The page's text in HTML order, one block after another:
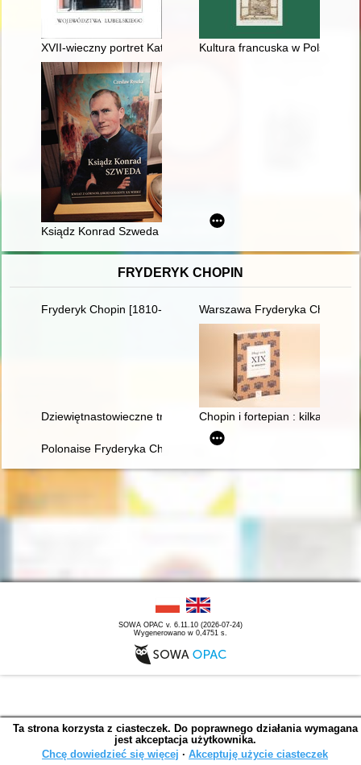
XVII-wieczny portret Katarzyny z Kretkowskich Ligęziny -
Kultura francuska w Polsce w
Ksiądz Konrad Szweda : kwiat z górnośląskiej Golgoty XX
FRYDERYK CHOPIN
Fryderyk Chopin [1810-1949] wśród Polaków na obczyźnie
Warszawa Fryderyka Chopina
Dziewiętnastowieczne transkrypcje utworów Fryderyka
Chopin i fortepian : kilka uwag
Polonaise Fryderyka Chopina. Zagadka inicjalnej figury
SOWA OPAC v. 6.11.10 (2026-07-24)
Wygenerowano w 0,4751 s.
Ta strona korzysta z ciasteczek. Do poprawnego działania wymagana
jest akceptacja użytkownika.
Chcę dowiedzieć się więcej ∙ Akceptuję użycie ciasteczek